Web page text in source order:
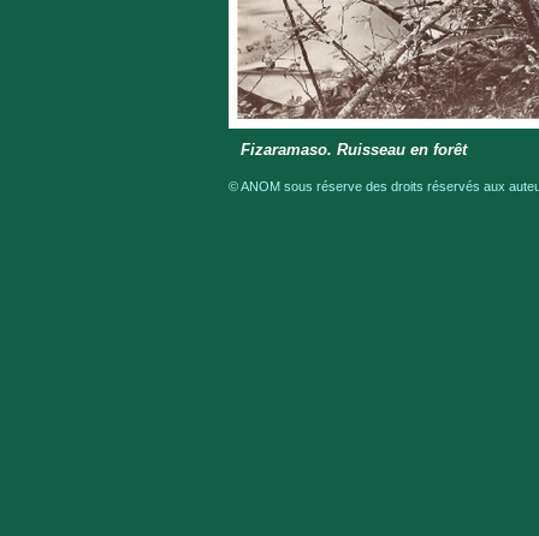
Fizaramaso. Ruisseau en forêt
© ANOM sous réserve des droits réservés aux